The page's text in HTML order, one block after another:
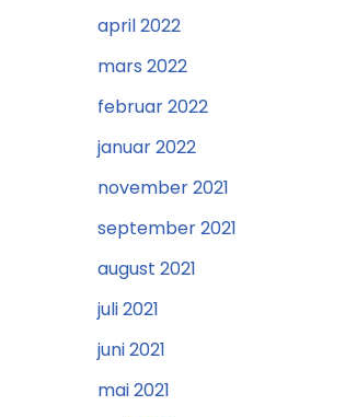
april 2022
mars 2022
februar 2022
januar 2022
november 2021
september 2021
august 2021
juli 2021
juni 2021
mai 2021